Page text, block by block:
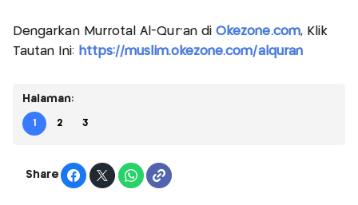
Dengarkan Murrotal Al-Qur'an diOkezone.com, Klik
Tautan Ini: https://muslim.okezone.com/alquran
Halaman:
1 2 3
Share